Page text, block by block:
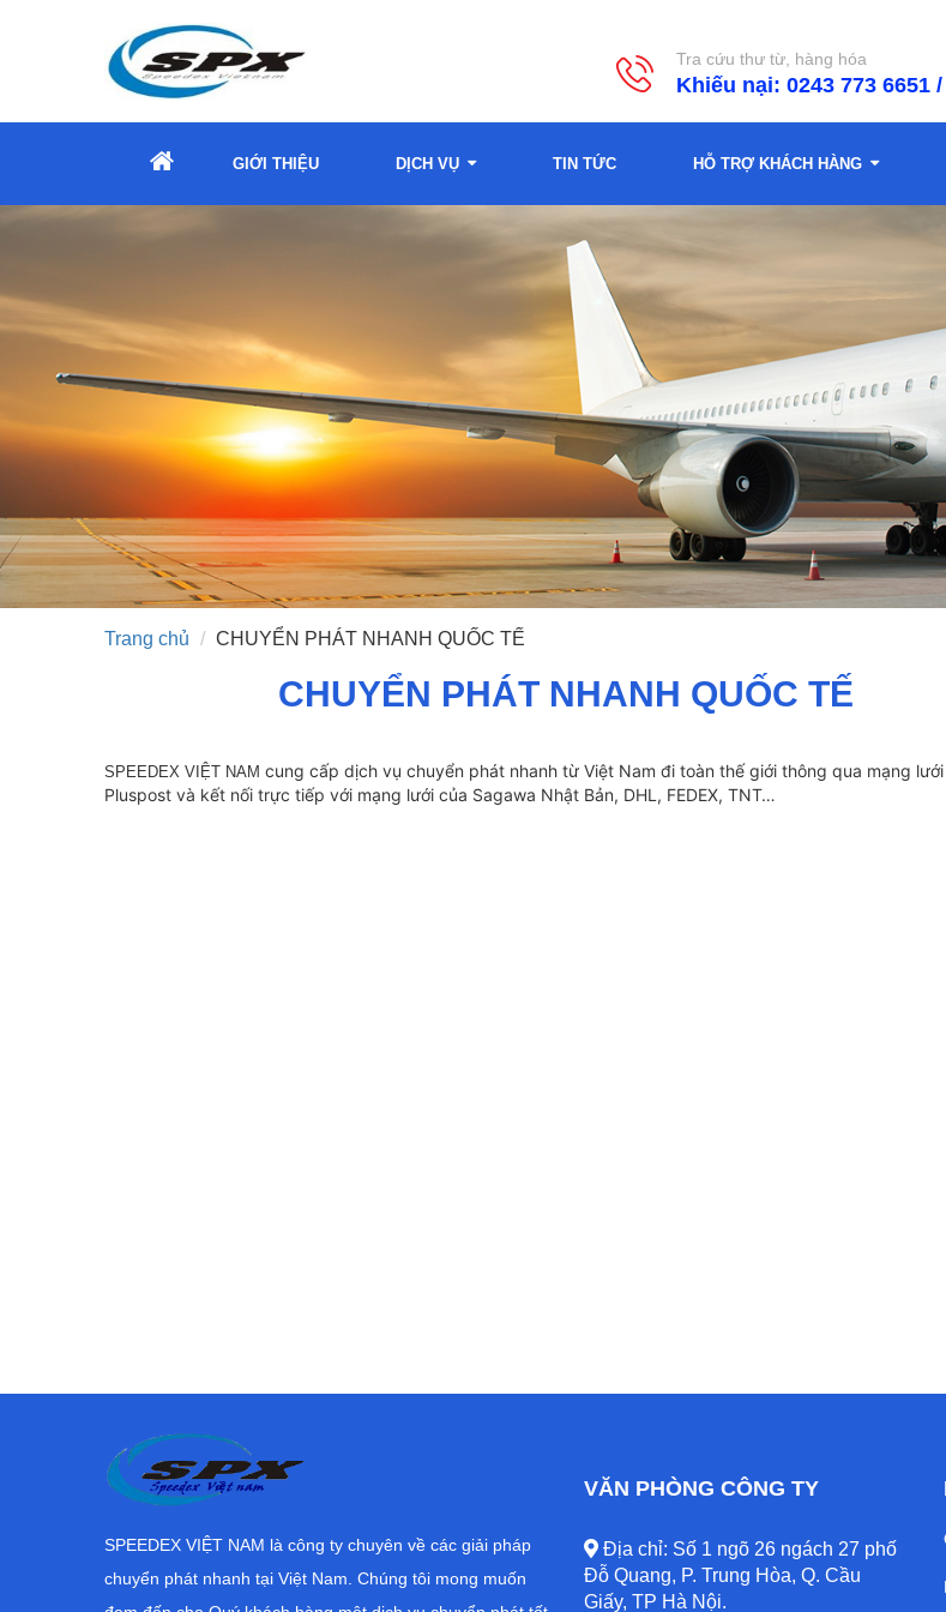
Tra cứu thư từ, hàng hóa
Khiếu nại: 0243 773
GIỚI THIỆU DỊCH VỤ TIN TỨC HỖ TRỢ KHÁCH HÀNG
Trang chủ CHUYỂN PHÁT NHANH QUỐC TẾ
CHUYỂN PHÁT NHANH QUỐC TẾ
SPEEDEX VIỆT NAM cung cấp dịch vụ chuyển phát nhanh từ Việt Nam đi toàn thế giới thông qua mạng lưới
Pluspost và kết nối trực tiếp với mạng lưới của Sagawa Nhật Bản, DHL, FEDEX, TNT…
SPEEDEX VIỆT NAM là công ty chuyên về các giải pháp
chuyển phát nhanh tại Việt Nam. Chúng tôi mong muốn
VĂN PHÒNG CÔNG TY
Địa chỉ: Số 1 ngõ 26 ngách 27 phố
Đỗ Quang, P. Trung Hòa, Q. Cầu
Giấy, TP Hà Nội.